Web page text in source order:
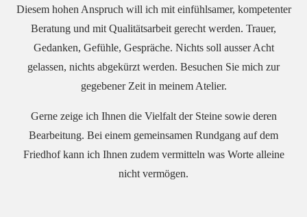
Diesem hohen Anspruch will ich mit einfühlsamer, kompetenter
Beratung und mit Qualitätsarbeit gerecht werden. Trauer,
Gedanken, Gefühle, Gespräche. Nichts soll ausser Acht
gelassen, nichts abgekürzt werden. Besuchen Sie mich zur
gegebener Zeit in meinem Atelier.
Gerne zeige ich Ihnen die Vielfalt der Steine sowie deren
Bearbeitung. Bei einem gemeinsamen Rundgang auf dem
Friedhof kann ich Ihnen zudem vermitteln was Worte alleine
nicht vermögen.